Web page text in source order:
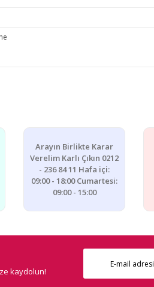
Arayın Birlikte Karar
Verelim Karlı Çıkın 0212
- 236 84 11 Hafa içi:
09:00 - 18:00 Cumartesi:
09:00 - 15:00
kaydolun!